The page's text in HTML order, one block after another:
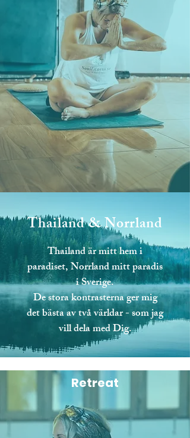
Thailand & Norrland
Thailand är mitt hem i
paradiset, Norrland mitt paradis
i Sverige.
De stora kontrasterna ger mig
det bästa av två världar - som jag
vill dela med Dig.
Retreat